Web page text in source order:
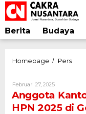
Lewati
ke
konten
Berita Budaya
Homepage / Pers
Gelar
HPN
Februari 27, 2025Oleh
Cakra
Anggota
HPN 2025 di